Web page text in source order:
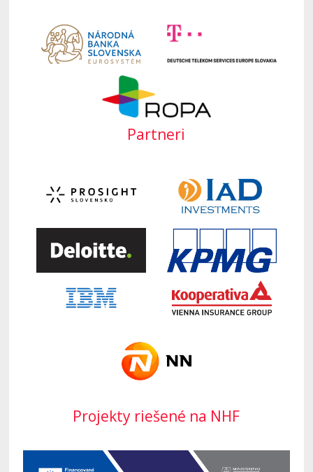
Partneri
Projekty riešené na NHF